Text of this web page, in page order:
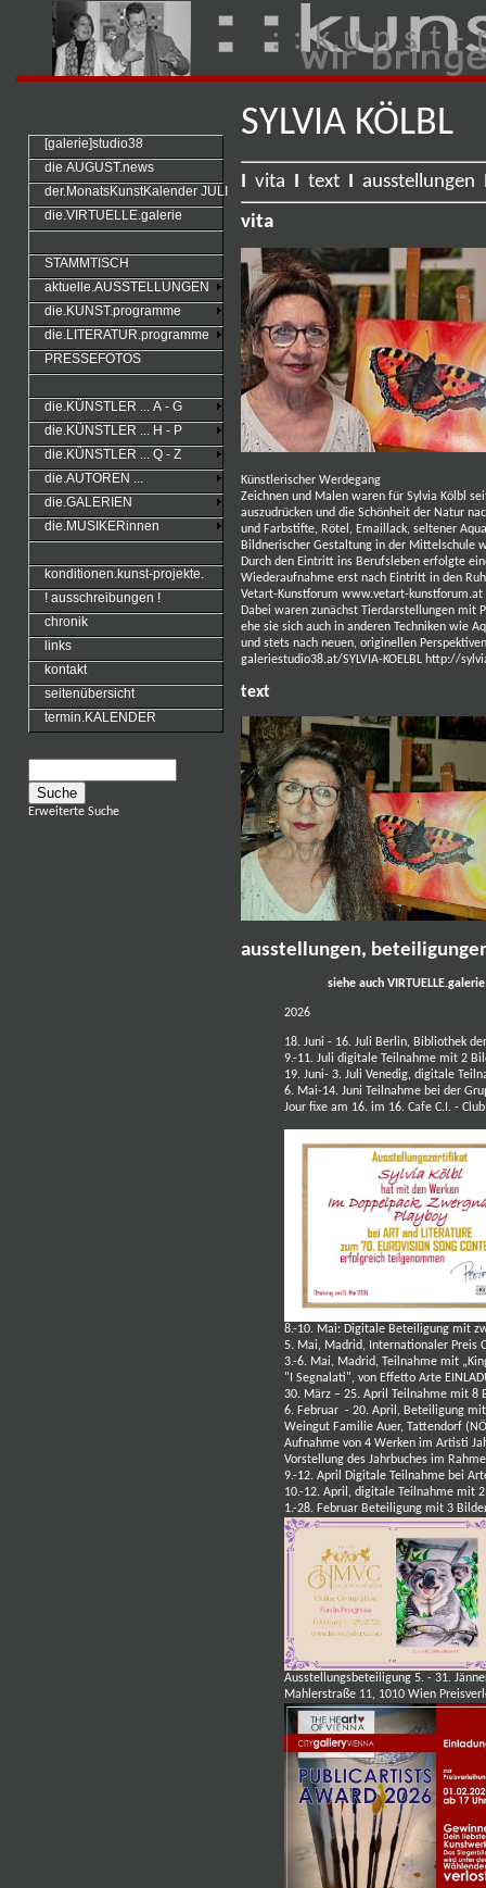
: : k u n s t -
[galerie]studio38
die AUGUST.news
der.MonatsKunstKalender JULI
die.VIRTUELLE.galerie
STAMMTISCH
aktuelle.AUSSTELLUNGEN
die.KUNST.programme
die.LITERATUR.programme
PRESSEFOTOS
die.KÜNSTLER ... A - G
die.KÜNSTLER ... H - P
die.KÜNSTLER ... Q - Z
die.AUTOREN ...
die.GALERIEN
die.MUSIKERinnen
konditionen.kunst-projekte.
! ausschreibungen !
chronik
links
kontakt
seitenübersicht
termin.KALENDER
Erweiterte Suche
SYLVIA KÖLBL
I vita I text I ausstellungen
vita
Künstlerischer Werdegang
Zeichnen und Malen waren für Sylvia Kölbl
auszudrücken und die Schönheit der Natur
und Farbstifte, Rötel, Emaillack, seltener
Bildnerischer Gestaltung in der Mittelschule
Durch den Eintritt ins Berufsleben erfolgte
Wiederaufnahme erst nach Eintritt in den
Vetart-Kunstforum www.vetart-kunstforum.at
Dabei waren zunächst Tierdarstellungen mit
ehe sie sich auch in anderen Techniken wie
und stets nach neuen, originellen
galeriestudio38.at/SYLVIA-KOELBL http://
text
ausstellungen,
siehe auch VIRTUELLE.galerie
2026
18. Juni - 16. Juli Berlin, Bibliothek
9.-11. Juli digitale Teilnahme mit 2
19. Juni- 3. Juli Venedig, digitale
6. Mai-14. Juni Teilnahme bei der
Jour fixe am 16. im 16. Cafe C.I. -
8.-10. Mai: Digitale Beteiligung mit
5. Mai, Madrid, Internationaler Preis
3.-6. Mai, Madrid, Teilnahme mit
"I Segnalati", von Effetto Arte
30. März – 25. April Teilnahme mit 8
6. Februar - 20. April, Beteiligung
Weingut Familie Auer, Tattendorf
Aufnahme von 4 Werken im Artisti
Vorstellung des Jahrbuches im
9.-12. April Digitale Teilnahme bei
10.-12. April, digitale Teilnahme mit
1.-28. Februar Beteiligung mit 3
Ausstellungsbeteiligung 5. - 31.
Mahlerstraße 11, 1010 Wien